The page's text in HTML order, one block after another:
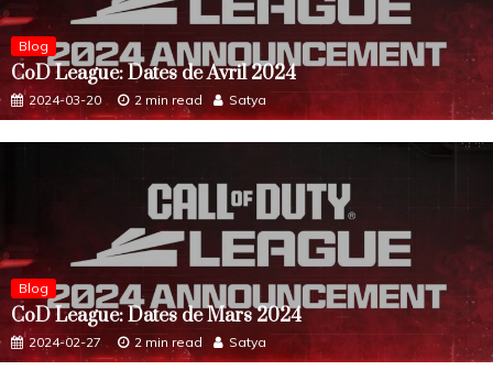
Blog
CoD League: Dates de Avril 2024
2024-03-20 2 min read Satya
Blog
CoD League: Dates de Mars 2024
2024-02-27 2 min read Satya